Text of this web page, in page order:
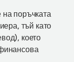
поръчката
тъй като
което